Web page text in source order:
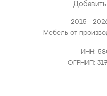
2015 -
Мебель от
ИНН:
ОГРНИП: